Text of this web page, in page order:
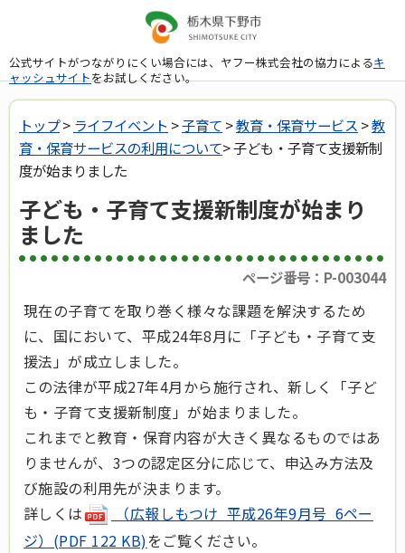
公式サイトがつながりにくい場合には、ヤフー株式会社の協力によるキ
ャッシュサイトをお試しください。
トップ> ライフイベント >子育て >教育・保育サービス >教
育・保育サービスの利用について> 子ども・子育て支援新制
度が始まりました
子ども・子育て支援新制度が始まり
ました
ページ番号：P-003044
現在の子育てを取り巻く様々な課題を解決するため
に、国において、平成24年8月に「子ども・子育て支
援法」が成立しました。
この法律が平成27年4月から施行され、新しく「子ど
も・子育て支援新制度」が始まりました。
これまでと教育・保育内容が大きく異なるものではあ
りませんが、3つの認定区分に応じて、申込み方法及
び施設の利用先が決まります。
詳しくは
（広報しもつけ 平成26年9月号 6ペー
ジ）(PDF 122 KB)をご覧ください。